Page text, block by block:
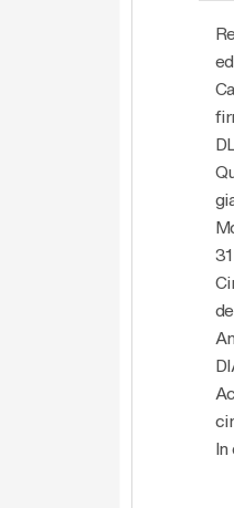
Ref: 26115TI, “Jalan Bukit Bintang”,